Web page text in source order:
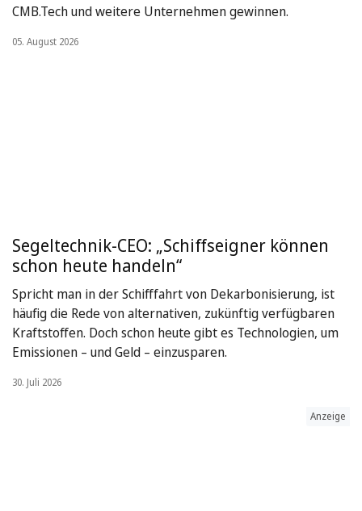
CMB.Tech und weitere Unternehmen gewinnen.
05. August 2026
Segeltechnik-CEO: „Schiffseigner können
schon heute handeln“
Spricht man in der Schifffahrt von Dekarbonisierung, ist
häufig die Rede von alternativen, zukünftig verfügbaren
Kraftstoffen. Doch schon heute gibt es Technologien, um
Emissionen – und Geld – einzusparen.
30. Juli 2026
Anzeige